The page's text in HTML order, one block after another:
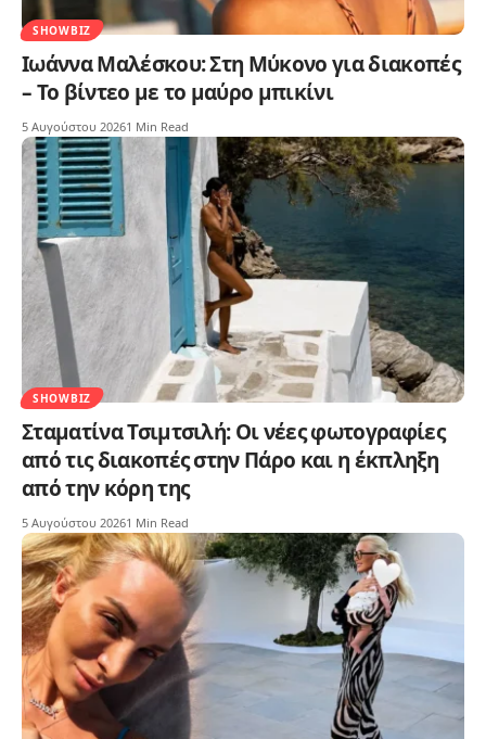
SHOWBIZ
Ιωάννα Μαλέσκου: Στη Μύκονο για διακοπές
– Το βίντεο με το μαύρο μπικίνι
5 Αυγούστου 20261 Min Read
SHOWBIZ
Σταματίνα Τσιμτσιλή: Οι νέες φωτογραφίες
από τις διακοπές στην Πάρο και η έκπληξη
από την κόρη της
5 Αυγούστου 20261 Min Read